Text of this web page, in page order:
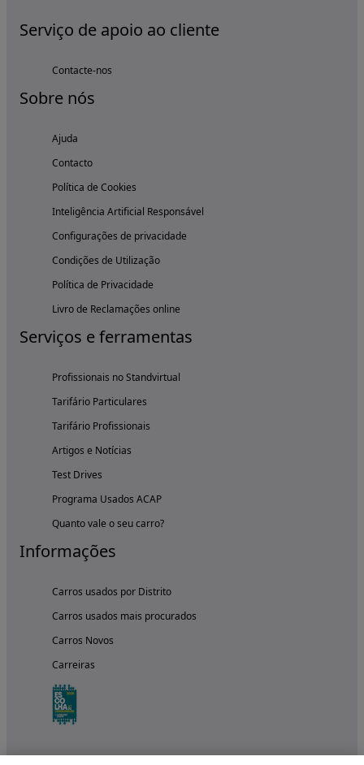
Serviço de apoio ao cliente
Contacte-nos
Sobre nós
Ajuda
Contacto
Política de Cookies
Inteligência Artificial Responsável
Configurações de privacidade
Condições de Utilização
Política de Privacidade
Livro de Reclamações online
Serviços e ferramentas
Profissionais no Standvirtual
Tarifário Particulares
Tarifário Profissionais
Artigos e Notícias
Test Drives
Programa Usados ACAP
Quanto vale o seu carro?
Informações
Carros usados por Distrito
Carros usados mais procurados
Carros Novos
Carreiras